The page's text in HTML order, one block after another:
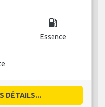
local_gas_station
Essence
DÉTAILS...